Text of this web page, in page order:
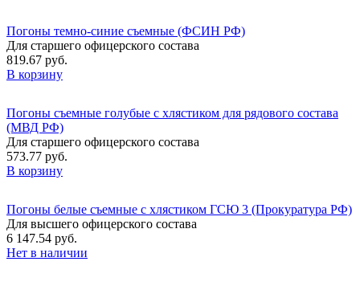
Погоны темно-синие съемные (ФСИН РФ)
Для старшего офицерского состава
819.67 руб.
В корзину
Погоны съемные голубые с хлястиком для рядового состава
(МВД РФ)
Для старшего офицерского состава
573.77 руб.
В корзину
Погоны белые съемные с хлястиком ГСЮ 3 (Прокуратура РФ)
Для высшего офицерского состава
6 147.54 руб.
Нет в наличии